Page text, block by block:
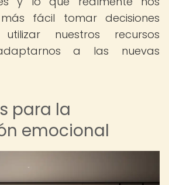
fácil tomar decisiones
nuestros recursos
a las nuevas
para la
emocional